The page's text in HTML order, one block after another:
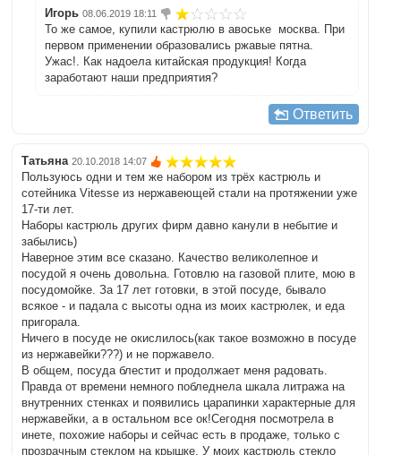
Игорь 08.06.2019 18:11
То же самое, купили кастрюлю в авоське москва. При
первом применении образовались ржавые пятна.
Ужас!. Как надоела китайская продукция! Когда
заработают наши предприятия?
Ответить
Татьяна 20.10.2018 14:07
Пользуюсь одни и тем же набором из трёх кастрюль и
сотейника Vitesse из нержавеющей стали на протяжении уже
17-ти лет.
Наборы кастрюль других фирм давно канули в небытие и
забылись)
Наверное этим все сказано. Качество великолепное и
посудой я очень довольна. Готовлю на газовой плите, мою в
посудомойке. За 17 лет готовки, в этой посуде, бывало
всякое - и падала с высоты одна из моих кастрюлек, и еда
пригорала.
Ничего в посуде не окислилось(как такое возможно в посуде
из нержавейки???) и не поржавело.
В общем, посуда блестит и продолжает меня радовать.
Правда от времени немного побледнела шкала литража на
внутренних стенках и появились царапинки характерные для
нержавейки, а в остальном все ок!Сегодня посмотрела в
инете, похожие наборы и сейчас есть в продаже, только с
прозрачным стеклом на крышке. У моих кастрюль стекло